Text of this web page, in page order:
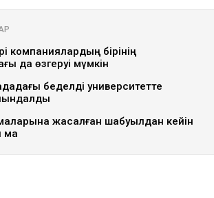
компаниялардың бірінің
да өзгеруі мүмкін
беделді университетте
жасалған шабуылдан кейін
ма